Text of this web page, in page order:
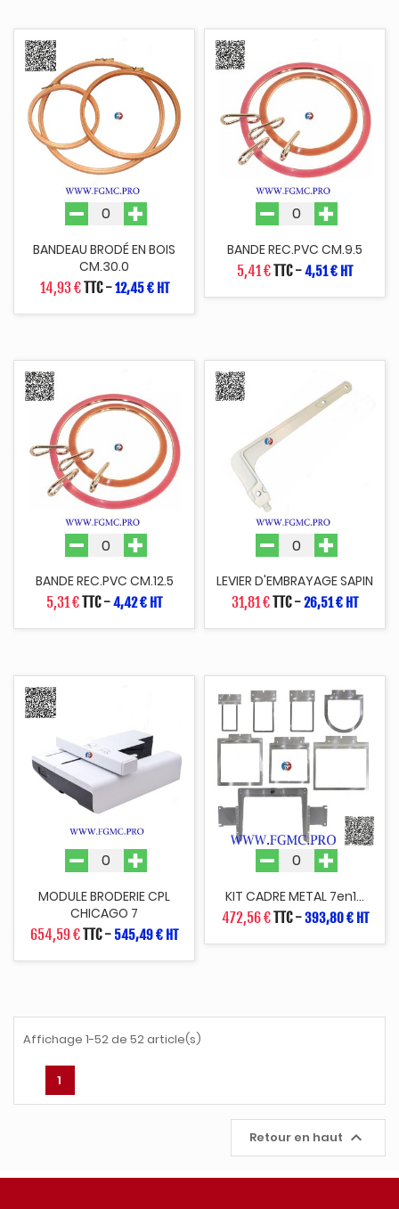
BANDEAU BRODÉ EN BOIS
CM.30.0
14,93 €TTC-12,45 € HT
BANDE REC.PVC CM.9.5
5,41 €TTC-4,51 € HT
BANDE REC.PVC CM.12.5
5,31 €TTC-4,42 € HT
LEVIER D'EMBRAYAGE SAPIN
31,81 €TTC-26,51 € HT
MODULE BRODERIE CPL
CHICAGO 7
654,59 €TTC- 545,49 € HT
KIT CADRE METAL 7en1...
472,56 €TTC-393,80 € HT
Affichage 1-52 de 52 article(s)
1
Retour en haut 